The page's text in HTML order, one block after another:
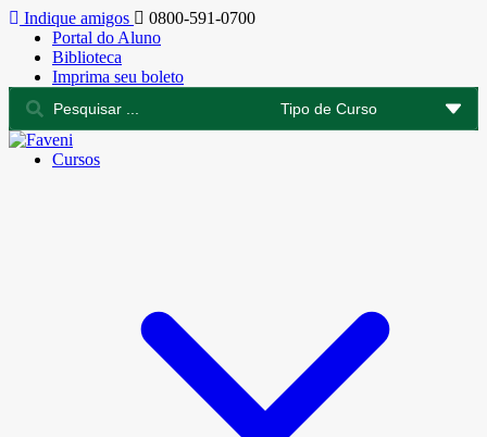
Indique amigos
0800-591-0700
Portal do Aluno
Biblioteca
Imprima seu boleto
Cursos